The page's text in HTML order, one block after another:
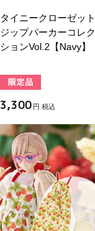
タイニークローゼット
ジップパーカーコレク
ションVol.2【Navy】
3,300 円 税込